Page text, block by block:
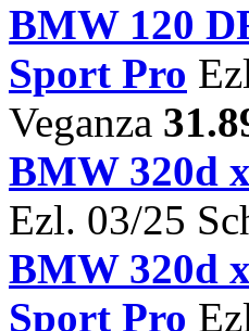
BMW 120
Sport Pro
Veganza
BMW 320d
Ezl. 03/25
BMW 320d
Sport Pro